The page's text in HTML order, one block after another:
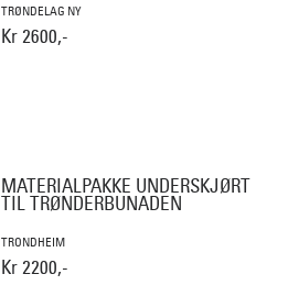
TRØNDELAG NY
Kr 2600,-
MATERIALPAKKE UNDERSKJØRT
TIL TRØNDERBUNADEN
TRONDHEIM
Kr 2200,-